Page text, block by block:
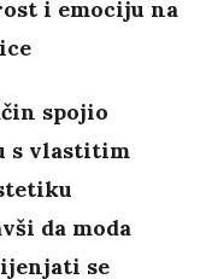
i emociju na
spojio
s vlastitim
da moda
se